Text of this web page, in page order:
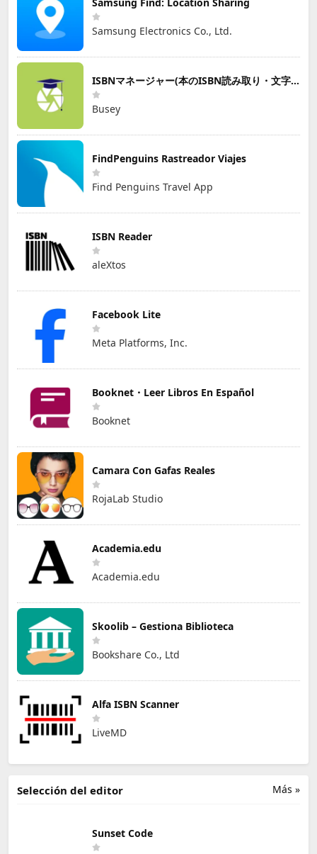
Samsung Electronics Co., Ltd.
ISBNマネージャー(本のISBN読み取り・文字認識)
Busey
FindPenguins Rastreador Viajes
Find Penguins Travel App
ISBN Reader
aleXtos
Facebook Lite
Meta Platforms, Inc.
Booknet・Leer Libros En Español
Booknet
Camara Con Gafas Reales
RojaLab Studio
Academia.edu
Academia.edu
Skoolib – Gestiona Biblioteca
Bookshare Co., Ltd
Alfa ISBN Scanner
LiveMD
Más »
Selección del editor
Sunset Code